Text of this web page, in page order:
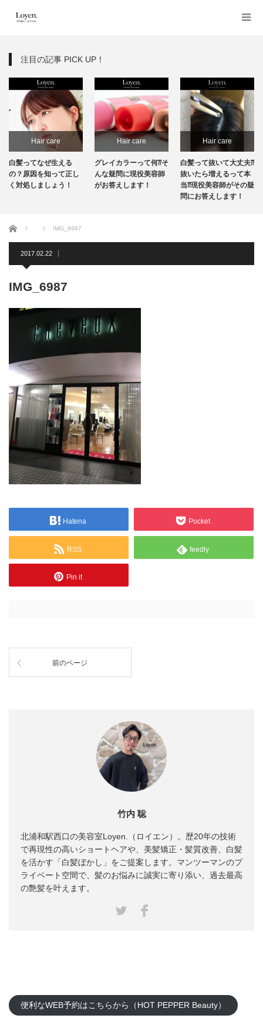
注目の記事 PICK UP！
Hair care
白髪ってなぜ生える
の？原因を知って正し
く対処しましょう！
Hair care
グレイカラーって何⁇そ
んな疑問に現役美容師
がお答えします！
Hair care
白髪って抜いて大丈夫⁇
抜いたら増えるって本
当⁇現役美容師がその疑
問にお答えします！
ホーム IMG_6987
2017.02.22
IMG_6987
Hatena Pocket
RSS feedly
Pin it
前のページ
竹内 聡
北浦和駅西口の美容室Loyen.（ロイエン）。歴20年の技術
で再現性の高いショートヘアや、美髪矯正・髪質改善、白髪
を活かす「白髪ぼかし」をご提案します。マンツーマンのプ
ライベート空間で、髪のお悩みに誠実に寄り添い、過去最高
の艶髪を叶えます。
便利なWEB予約はこちらから（HOT PEPPER Beauty）